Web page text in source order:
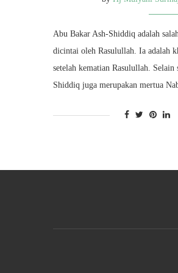
Abu Bakar Ash-Shiddiq adalah
dicintai oleh Rasulullah. Ia adalah
setelah kematian Rasulullah. Selain
Shiddiq juga merupakan mertua